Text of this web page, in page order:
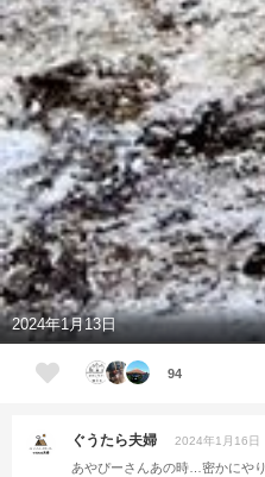
2024年1月13日
94
ぐうたら夫婦 2024年1月16日
あやぴーさんあの時…密かにや